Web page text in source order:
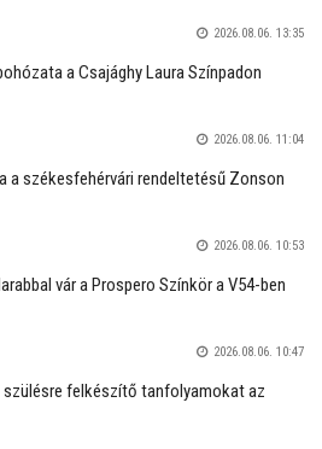
2026.08.06. 13:35
a Csajághy Laura Színpadon
2026.08.06. 11:04
a székesfehérvári rendeltetésű Zonson
2026.08.06. 10:53
vár a Prospero Színkör a V54-ben
2026.08.06. 10:47
felkészítő tanfolyamokat az